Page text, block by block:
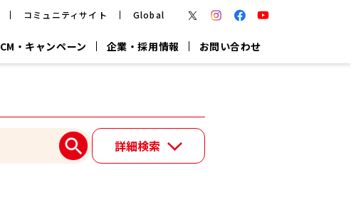
コミュニティサイト Global
CM・キャンペーン 企業・採用情報 お問い合わせ
だし粉
ヤマキの
割烹白だし
詳細検索